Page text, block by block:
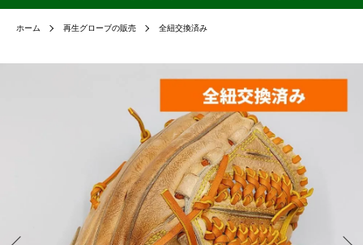
ホーム 再生グローブの販売 全紐交換済み